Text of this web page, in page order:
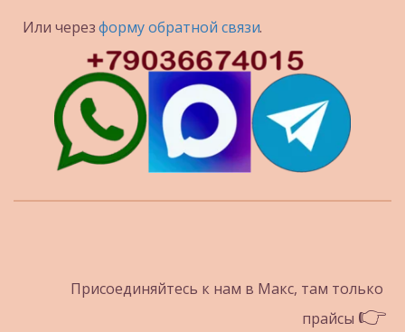
Или через форму обратной связи.
Присоединяйтесь к нам в Макс, там только
прайсы 👉